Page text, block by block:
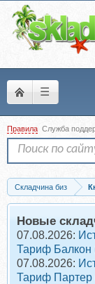
☰
Правила Служба
Складчина биз
Новые
07.08.2026:
Тариф Балкон
07.08.2026:
Тариф Партер